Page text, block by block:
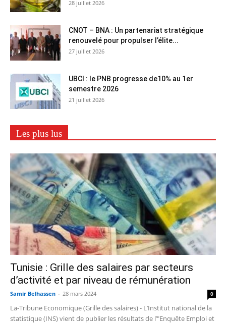
28 juillet 2026
CNOT – BNA : Un partenariat stratégique
renouvelé pour propulser l’élite...
27 juillet 2026
UBCI : le PNB progresse de10% au 1er
semestre 2026
21 juillet 2026
Les plus lus
Tunisie : Grille des salaires par secteurs
d’activité et par niveau de rémunération
Samir Belhassen - 28 mars 2024 0
La-Tribune Economique (Grille des salaires) - L’Institut national de la
statistique (INS) vient de publier les résultats de l’"Enquête Emploi et